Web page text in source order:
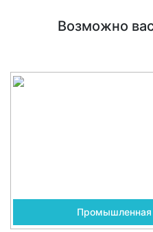
Возможно
Промышленная